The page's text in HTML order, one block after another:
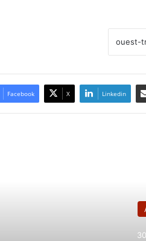
Facebook X Linkedin